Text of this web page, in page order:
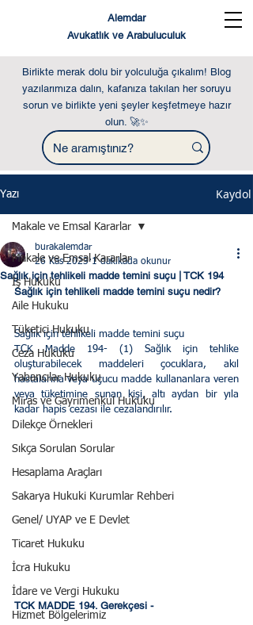
Alemdar
Avukatlık ve Arabuluculuk
Birlikte merak dolu bir yolculuğa çıkalım! Blog
yazılarımıza dalın, kafanıza takılan her soruyu
sorun ve birlikte yeni şeyler keşfetmeye hazır
olun. 🚀✨
Yazı Kaydol
Makale ve Emsal Kararlar
İş Hukuku
Aile Hukuku
Tüketici Hukuku
Ceza Hukuku
Yabancılar Hukuku
Miras ve Gayrimenkul Hukuku
Dilekçe Örnekleri
Sıkça Sorulan Sorular
Hesaplama Araçları
Sakarya Hukuki Kurumlar Rehberi
Genel/ UYAP ve E Devlet
Ticaret Hukuku
İcra Hukuku
İdare ve Vergi Hukuku
Hizmet Bölgelerimiz
Makale ve Emsal Kararlar
Sağlık için tehlikeli madde temini suçu | TCK 194
burakalemdar
26 Kas 2023 1 dakikada okunur
Sağlık için tehlikeli madde temini suçu nedir?
Sağlık için tehlikeli madde temini suçu
TCK Madde 194- (1) Sağlık için tehlike
oluşturabilecek maddeleri çocuklara, akıl
hastalarına veya uçucu madde kullananlara veren
veya tüketimine sunan kişi, altı aydan bir yıla
kadar hapis cezası ile cezalandırılır.
TCK MADDE 194. Gerekçesi -